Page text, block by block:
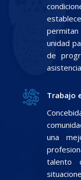
unidad
de
Trabajo
una
talento